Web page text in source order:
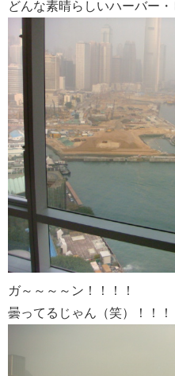
どんな素晴らしいハーバー
ガ～～～～ン！！！！
曇ってるじゃん（笑）！！！